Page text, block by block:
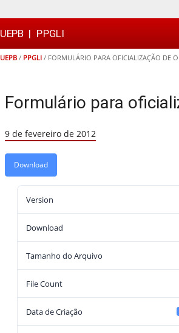
UEPB | PPGLI
UEPB / PPGLI / FORMULÁRIO PARA OFICIALIZAÇÃO DE
Formulário para
9 de fevereiro de 2012
Download
Version
Download
Tamanho do Arquivo
File Count
Data de Criação